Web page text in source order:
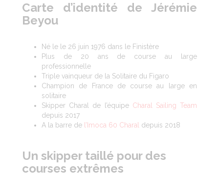
Carte d’identité de Jérémie
Beyou
Né le le 26 juin 1976 dans le Finistère
Plus de 20 ans de course au large
professionnelle
Triple vainqueur de la Solitaire du Figaro
Champion de France de course au large en
solitaire
Skipper Charal de l’équipe Charal Sailing Team
depuis 2017
A la barre de l’Imoca 60 Charal depuis 2018
Un skipper taillé pour des
courses extrêmes